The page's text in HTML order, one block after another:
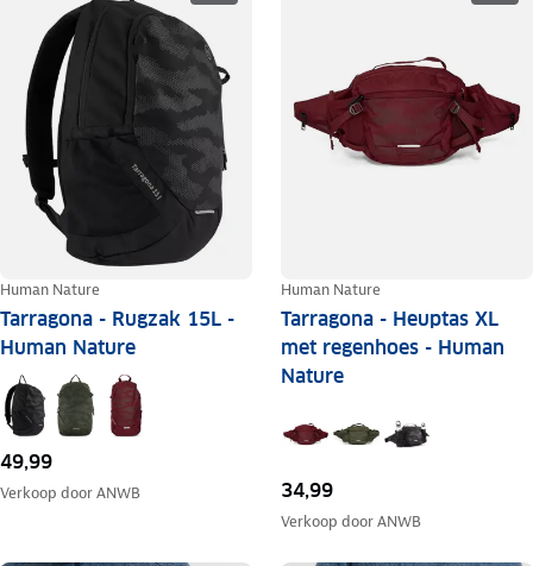
Human Nature
Tarragona - Rugzak 15L -
Human Nature
49,99
Verkoop doorANWB
Human Nature
Tarragona - Heuptas XL
met regenhoes - Human
Nature
34,99
Verkoop doorANWB